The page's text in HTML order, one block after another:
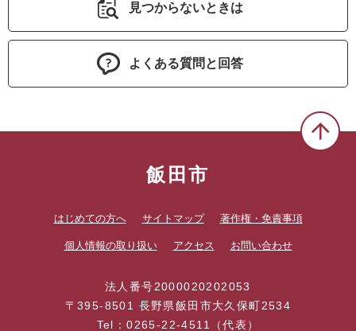
見つからないときは
よくある質問と回答
飯田市
はじめての方へ サイトマップ 著作権・免責事項
個人情報の取り扱い アクセス お問い合わせ
法人番号2000020202053
〒395-8501 長野県飯田市大久保町2534
Tel：0265-22-4511（代表）